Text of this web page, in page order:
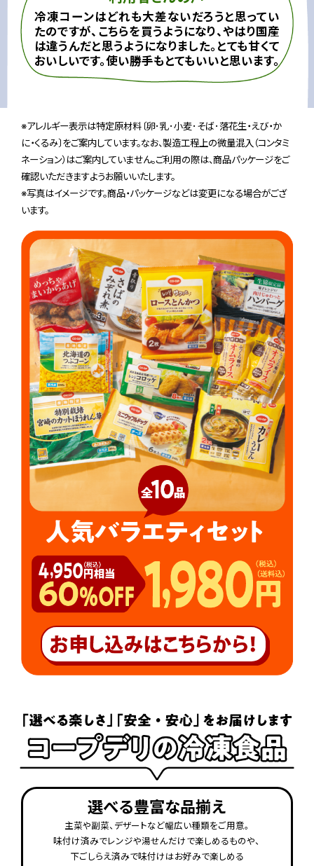
冷凍コーンはどれも大差ないだろうと思ってい
たのですが、こちらを買うようになり、やはり国産
は違うんだと思うようになりました。とても甘くて
おいしいです。使い勝手もとてもいいと思います。
※アレルギー表示は特定原材料〔卵･乳･小麦･そば･落花生・えび・か
に・くるみ〕をご案内しています。なお、製造工程上の微量混入（コンタミ
ネーション）はご案内していません。ご利用の際は、商品パッケージをご
確認いただきますようお願いいたします。
※写真はイメージです。商品・パッケージなどは変更になる場合がござ
います。
選べる豊富な品揃え
主菜や副菜、デザートなど幅広い種類をご用意。
味付け済みでレンジや湯せんだけで楽しめるものや、
下ごしらえ済みで味付けはお好みで楽しめる